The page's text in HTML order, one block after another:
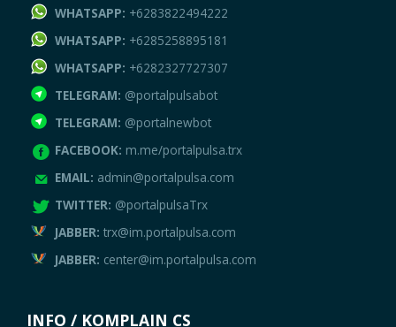
WHATSAPP: +6283822494222
WHATSAPP: +6285258895181
WHATSAPP: +6282327727307
TELEGRAM: @portalpulsabot
TELEGRAM: @portalnewbot
FACEBOOK: m.me/portalpulsa.trx
EMAIL: admin@portalpulsa.com
TWITTER: @portalpulsaTrx
JABBER:trx@im.portalpulsa.com
JABBER: center@im.portalpulsa.com
INFO / KOMPLAIN CS